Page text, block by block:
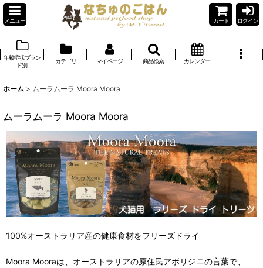
メニュー カート ログイン
年齢症状ブラン
ド別
カテゴリ マイページ 商品検索 カレンダー
ホーム > ムーラムーラ Moora Moora
ムーラムーラ Moora Moora
100%オーストラリア産の健康食材をフリーズドライ
Moora Mooraは、オーストラリアの原住民アボリジニの言葉で、